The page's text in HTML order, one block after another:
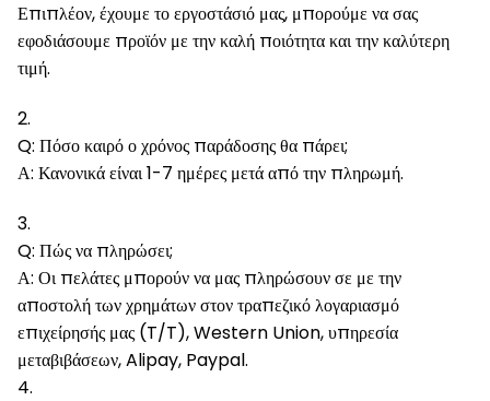
Επιπλέον, έχουμε το εργοστάσιό μας, μπορούμε να σας
εφοδιάσουμε προϊόν με την καλή ποιότητα και την καλύτερη
τιμή.
2.
Q: Πόσο καιρό ο χρόνος παράδοσης θα πάρει;
Α: Κανονικά είναι 1-7 ημέρες μετά από την πληρωμή.
3.
Q: Πώς να πληρώσει;
Α: Οι πελάτες μπορούν να μας πληρώσουν σε με την
αποστολή των χρημάτων στον τραπεζικό λογαριασμό
επιχείρησής μας (T/T), Western Union, υπηρεσία
μεταβιβάσεων, Alipay, Paypal.
4.